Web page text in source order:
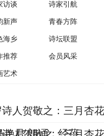
访谈 诗家引航
新声 青春方阵
海乡 诗坛联盟
推荐 会员风采
艺术
诗人贺敬之：三月
艳君 朗诵：经蓓